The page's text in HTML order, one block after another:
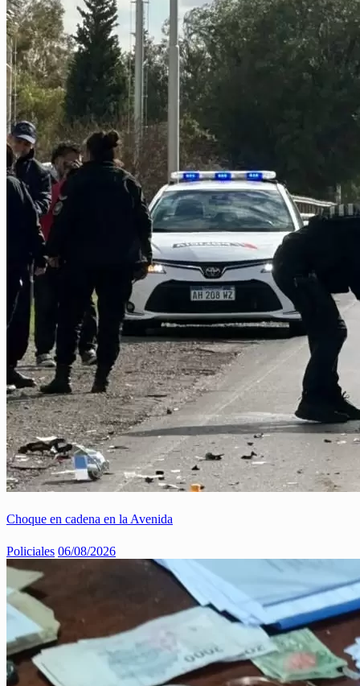
Choque en cadena en la Avenida
Policiales 06/08/2026